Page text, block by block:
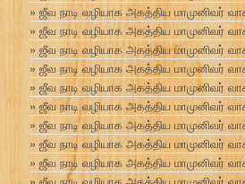
ஜீவ நாடி வழியாக அகத்திய மாமுனிவர்
ஜீவ நாடி வழியாக அகத்திய மாமுனிவர்
ஜீவ நாடி வழியாக அகத்திய மாமுனிவர்
ஜீவ நாடி வழியாக அகத்திய மாமுனிவர்
ஜீவ நாடி வழியாக அகத்திய மாமுனிவர்
ஜீவ நாடி வழியாக அகத்திய மாமுனிவர்
ஜீவ நாடி வழியாக அகத்திய மாமுனிவர்
ஜீவ நாடி வழியாக அகத்திய மாமுனிவர்
ஜீவ நாடி வழியாக அகத்திய மாமுனிவர்